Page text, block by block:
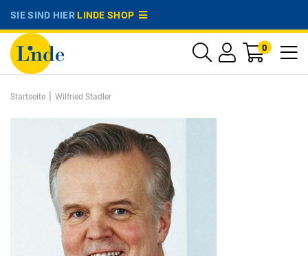
SIE SIND HIERLINDE SHOP
0
Startseite | Wilfried Stadler